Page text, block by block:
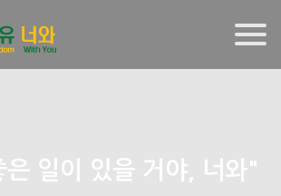
은 일이 있을 거야, 너와"